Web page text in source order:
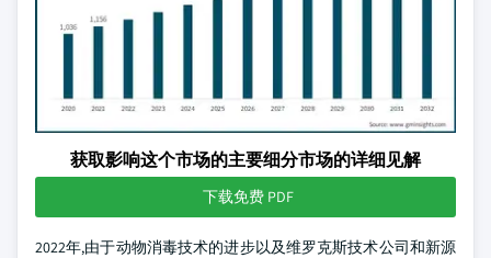
获取影响这个市场的主要细分市场的详细见解
下载免费 PDF
2022年,由于动物消毒技术的进步以及维罗克斯技术公司和新源